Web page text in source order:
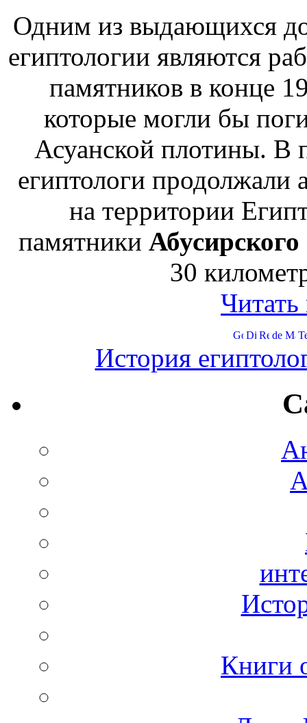
Одним из выдающихся
египтологии являются
памятников в конце
которые могли бы
Асуанской плотины. В
египтологи продолжали
на территории
памятники
30
История
Книги